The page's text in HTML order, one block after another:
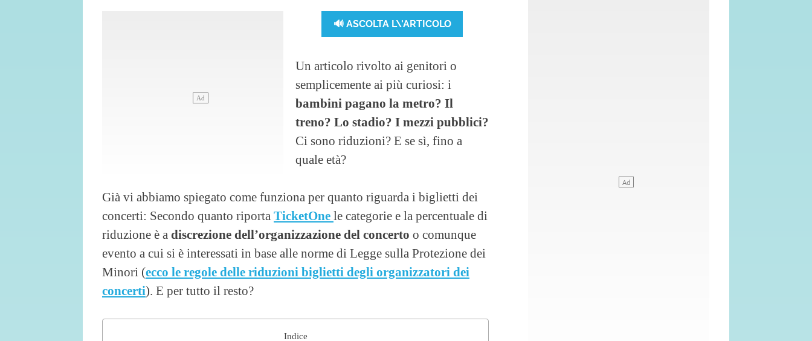
🔊 ASCOLTA L\'ARTICOLO
Un articolo rivolto ai genitori o
semplicemente ai più curiosi: i
bambini pagano la metro? Il
treno? Lo stadio? I mezzi pubblici?
Ci sono riduzioni? E se sì, fino a
quale età?
Già vi abbiamo spiegato come funziona per quanto riguarda i biglietti dei
concerti: Secondo quanto riporta TicketOne le categorie e la percentuale di
riduzione è a discrezione dell’organizzazione del concerto o comunque
evento a cui si è interessati in base alle norme di Legge sulla Protezione dei
Minori (ecco le regole delle riduzioni biglietti degli organizzatori dei
concerti). E per tutto il resto?
Indice